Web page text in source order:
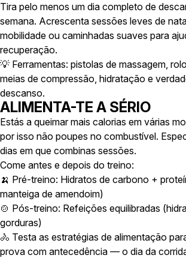
Tira pelo menos um dia completo de
semana. Acrescenta sessões leves de
mobilidade ou caminhadas suaves para
recuperação.
💡 Ferramentas: pistolas de massagem,
meias de compressão, hidratação e
descanso.
ALIMENTA-TE A SÉRIO
Estás a queimar mais calorias em várias
por isso não poupes no combustível.
dias em que combinas sessões.
Come antes e depois do treino:
🍌 Pré-treino: Hidratos de carbono +
manteiga de amendoim)
🍲 Pós-treino: Refeições equilibradas
gorduras)
🚴 Testa as estratégias de alimentação
prova com antecedência — o dia da